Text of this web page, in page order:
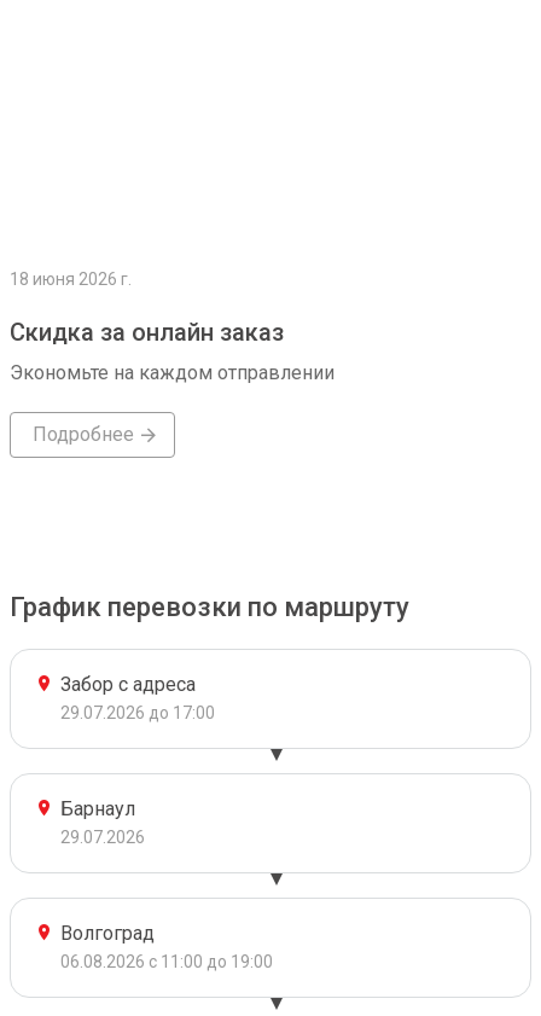
18 июня 2026 г.
Скидка за онлайн заказ
Экономьте на каждом отправлении
Подробнее
График перевозки по маршруту
Забор с адреса
29.07.2026 до 17:00
Барнаул
29.07.2026
Волгоград
06.08.2026 с 11:00 до 19:00